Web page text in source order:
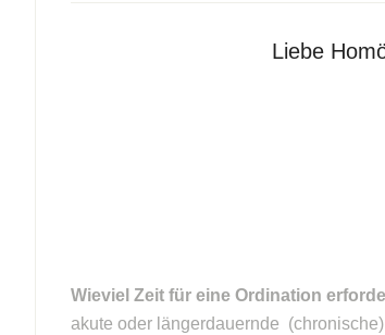
Liebe
Wieviel Zeit für eine Ordination
akute oder längerdauernde